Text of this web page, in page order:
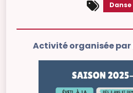
Danse
Activité organisée par